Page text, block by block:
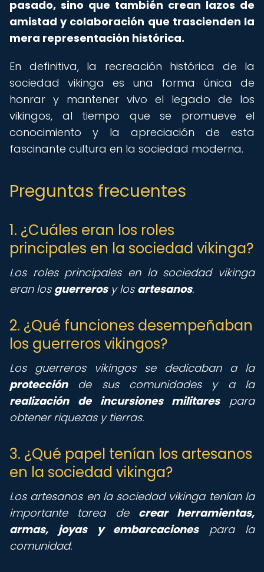
pasado, sino que también crean lazos de
amistad y colaboración que trascienden la
mera representación histórica.
En definitiva, la recreación histórica de la
sociedad vikinga es una forma única de
honrar y mantener vivo el legado de los
vikingos, al tiempo que se promueve el
conocimiento y la apreciación de esta
fascinante cultura en la sociedad moderna.
Preguntas frecuentes
1. ¿Cuáles eran los roles
principales en la sociedad vikinga?
Los roles principales en la sociedad vikinga
eran los guerrerosy los artesanos.
2. ¿Qué funciones desempeñaban
los guerreros vikingos?
Los guerreros vikingos se dedicaban a la
protecciónde sus comunidades y a la
realización de incursiones militarespara
obtener riquezas y tierras.
3. ¿Qué papel tenían los artesanos
en la sociedad vikinga?
Los artesanos en la sociedad vikinga tenían la
importante tarea de crear herramientas,
armas, joyas y embarcacionespara la
comunidad.